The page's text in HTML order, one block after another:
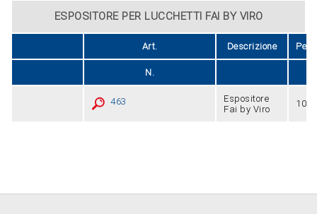
ESPOSITORE PER LUCCHETTI FAI BY VIRO
Art. Descrizione
N.
463
Espositore
Fai by Viro
10